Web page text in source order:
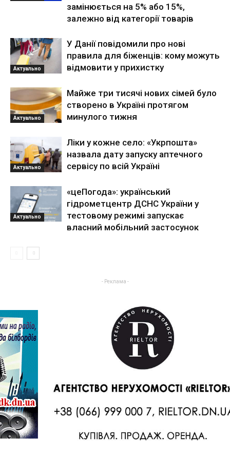
замінюється на 5% або 15%,
залежно від категорії товарів
Актуально
У Данії повідомили про нові
правила для біженців: кому можуть
відмовити у прихистку
Актуально
Майже три тисячі нових сімей було
створено в Україні протягом
минулого тижня
Актуально
Ліки у кожне село: «Укрпошта»
назвала дату запуску аптечного
сервісу по всій Україні
Актуально
«цеПогода»: український
гідрометцентр ДСНС України у
тестовому режимі запускає
власний мобільний застосунок
- Реклама -